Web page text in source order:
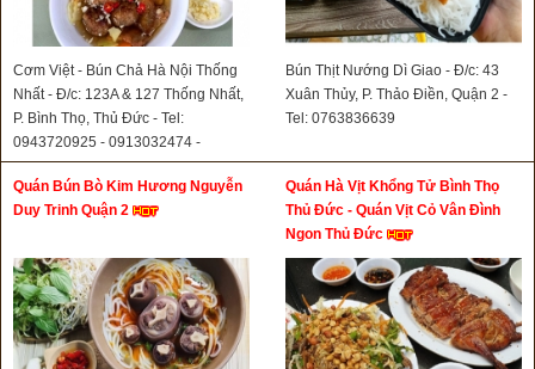
Cơm Việt - Bún Chả Hà Nội Thống
Nhất - Đ/c: 123A & 127 Thống Nhất,
P. Bình Thọ, Thủ Đức - Tel:
0943720925 - 0913032474 -
0898868939- 0816681166
Bún Thịt Nướng Dì Giao - Đ/c: 43
Xuân Thủy, P. Thảo Điền, Quận 2 -
Tel: 0763836639
Quán Bún Bò Kim Hương Nguyễn
Duy Trinh Quận 2
Quán Hà Vịt Khổng Tử Bình Thọ
Thủ Đức - Quán Vịt Cỏ Vân Đình
Ngon Thủ Đức